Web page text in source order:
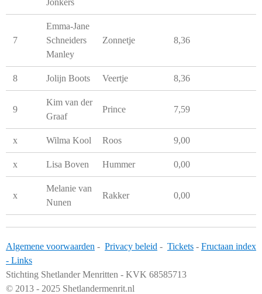
7
Emma-Jane
Schneiders
Manley
Zonnetje 8,36
8 Jolijn Boots Veertje 8,36
9
Kim van der
Graaf
Prince 7,59
x Wilma Kool Roos 9,00
x Lisa Boven Hummer 0,00
x
Melanie van
Nunen
Rakker 0,00
Algemene voorwaarden - Privacy beleid - Tickets - Fructaan index
- Links
Stichting Shetlander Menritten - KVK 68585713
© 2013 - 2025 Shetlandermenrit.nl